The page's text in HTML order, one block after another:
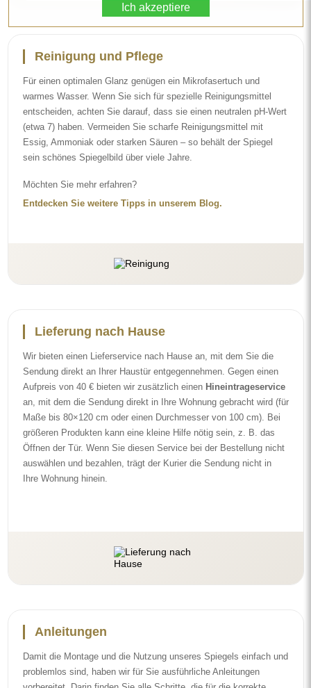
Lieferung nach Hause
Wir bieten einen Lieferservice nach Hause an, mit dem Sie die
Sendung direkt an Ihrer Haustür entgegennehmen. Gegen einen
Aufpreis von 40 € bieten wir zusätzlich einen
Hineintrageservice
an, mit dem die Sendung direkt in Ihre Wohnung gebracht wird (für
Maße bis 80×120 cm oder einen Durchmesser von 100 cm). Bei
größeren Produkten kann eine kleine Hilfe nötig sein, z. B. das
auswählen und bezahlen, trägt der Kurier die Sendung nicht in
Ihre Wohnung hinein.
Anleitungen
Damit die Montage und die Nutzung unseres Spiegels einfach und
problemlos sind, haben wir für Sie ausführliche Anleitungen
vorbereitet. Darin finden Sie alle Schritte, die für die korrekte
Montage des Spiegels erforderlich sind, sowie Tipps zu seiner
Pflege, Reinigung und Instandhaltung, damit Sie sich lange an
seinem makellosen Aussehen erfreuen können.
Sehen Sie sich die Montage- und Gebrauchsanleitungen an.
Laufenden
auf dem Laufenden, entdecken Sie Dekotrends und finden Sie
Ideen für schöne Interieurs. Werden Sie Teil unserer Community
Ich akzeptiere